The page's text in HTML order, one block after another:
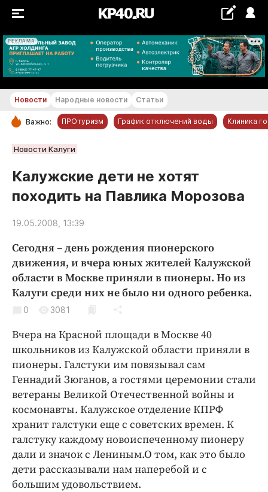
РЕКЛАМА
+29...+30 °С
РУБРИКИ
Новости компаний
Статьи
Народные новости
Благоустройство
Криминал
Культура
Недвижимость и ЖКХ
Образование
Общество
Погода
Праздники
Происшествия
Спорт
Экономика и бизнес
ПРОЕКТЫ
Блоги
Новости Народные новости Статьи
Важно: ПРОтуризм График отключений воды Клиника
Новости Калуги
Калужские дети не хотят
походить на Павлика Морозова
19.05.2008, 13:39
Сегодня – день рождения пионерского
движения, и вчера юных жителей Калужской
области в Москве приняли в пионеры. Но из
Калуги среди них не было ни одного ребенка.
0 3081
Вчера на Красной площади в Москве 40
школьников из Калужской области приняли в
пионеры. Галстуки им повязывал сам
Геннадий Зюганов, а гостями церемонии стали
ветераны Великой Отечественной войны и
космонавты. Калужское отделение КПРФ
хранит галстуки еще с советских времен. К
галстуку каждому новоиспеченному пионеру
дали и значок с Лениным.О том, как это было
дети рассказывали нам наперебой и с
большим удовольствием.